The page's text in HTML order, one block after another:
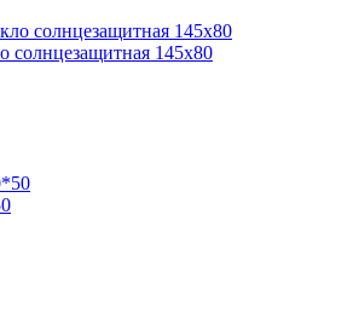
солнцезащитная 145х80